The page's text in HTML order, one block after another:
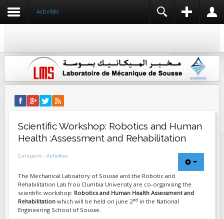
Activités
MOT DE PASSE
CONNEXION
Créer un compte
IDENTIFIANT *
CONFIRMER L'ADRESSE E-MAIL *
CONFIRMEZ LE MOT DE PASSE *
Scientific Workshop: Robotics and Human
Health :Assessment and Rehabilitation
Catégorie : Activités
The Mechanical Laboatory of Sousse and the Robotic and
Rehabilitation Lab froù Clumbia University are co-organising the
scientific workshop: Robotics and Human Health Assessment and
Rehabilitation which will be held on june 2nd in the National
Engineering School of Sousse.